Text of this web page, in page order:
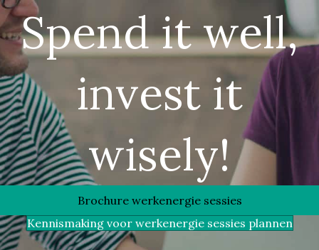
Spend it well,
invest it
wisely!
Brochure werkenergie sessies
Kennismaking voor werkenergie sessies plannen